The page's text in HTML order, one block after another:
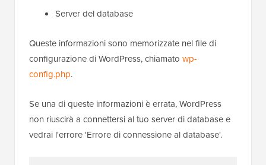
Server del database
Queste informazioni sono memorizzate nel file di
configurazione di WordPress, chiamato wp-
config.php.
Se una di queste informazioni è errata, WordPress
non riuscirà a connettersi al tuo server di database e
vedrai l'errore 'Errore di connessione al database'.